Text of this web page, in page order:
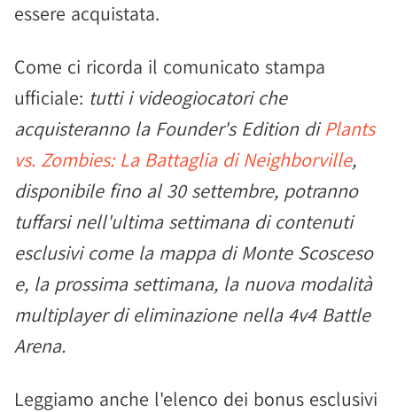
essere acquistata.
Come ci ricorda il comunicato stampa
ufficiale: tutti i videogiocatori che
acquisteranno la Founder's Edition diPlants
vs. Zombies: La Battaglia di Neighborville,
disponibile fino al 30 settembre, potranno
tuffarsi nell'ultima settimana di contenuti
esclusivi come la mappa di Monte Scosceso
e, la prossima settimana, la nuova modalità
multiplayer di eliminazione nella 4v4 Battle
Arena.
Leggiamo anche l'elenco dei bonus esclusivi